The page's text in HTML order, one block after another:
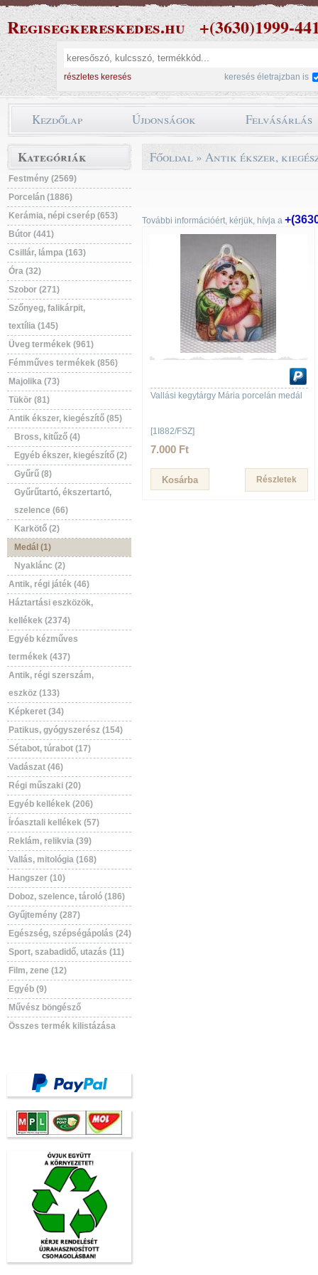
Regisegkereskedes.hu +(3630)1999-
részletes keresés keresés életrajzban is
Kezdőlap Újdonságok Felvásárlás
Kategóriák
Festmény (2569)
Porcelán (1886)
Kerámia, népi cserép (653)
Bútor (441)
Csillár, lámpa (163)
Óra (32)
Szobor (271)
Szőnyeg, falikárpit,
textília (145)
Üveg termékek (961)
Fémműves termékek (856)
Majolika (73)
Tükör (81)
Antik ékszer, kiegészítő (85)
Bross, kitűző (4)
Egyéb ékszer, kiegészítő (2)
Gyűrű (8)
Gyűrűtartó, ékszertartó,
szelence (66)
Karkötő (2)
Medál (1)
Nyaklánc (2)
Antik, régi játék (46)
Háztartási eszközök,
kellékek (2374)
Egyéb kézműves
termékek (437)
Antik, régi szerszám,
eszköz (133)
Képkeret (34)
Patikus, gyógyszerész (154)
Sétabot, túrabot (17)
Vadászat (46)
Régi műszaki (20)
Egyéb kellékek (206)
Íróasztali kellékek (57)
Reklám, relikvia (39)
Vallás, mitológia (168)
Hangszer (10)
Doboz, szelence, tároló (186)
Gyűjtemény (287)
Egészség, szépségápolás (24)
Sport, szabadidő, utazás (11)
Film, zene (12)
Egyéb (9)
Művész böngésző
Összes termék kilistázása
Főoldal » Antik ékszer,
További információért, kérjük, hívja a
Vallási kegytárgy Mária porcelán medál
[1I882/FSZ]
7.000 Ft
Részletek